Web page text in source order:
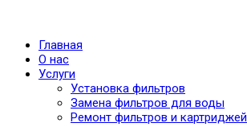
Главная
О нас
Услуги
Установка фильтров
Замена фильтров для воды
Ремонт фильтров и картриджей